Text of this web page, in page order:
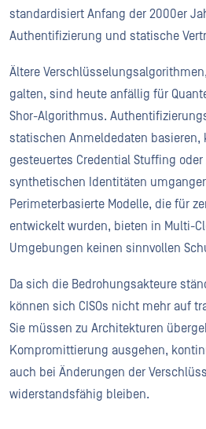
standardisiert Anfang der 2000er
Authentifizierung und statische
Ältere
galten, sind heute anfällig für
Shor-Algorithmus.
statischen Anmeldedaten basieren,
gesteuertes Credential Stuffing
synthetischen Identitäten
Perimeterbasierte Modelle, die für
entwickelt wurden, bieten in Multi-
Umgebungen keinen sinnvollen
Da sich die Bedrohungsakteure
können sich CISOs nicht mehr auf
Sie müssen zu Architekturen
Kompromittierung ausgehen,
auch bei Änderungen der
widerstandsfähig bleiben.